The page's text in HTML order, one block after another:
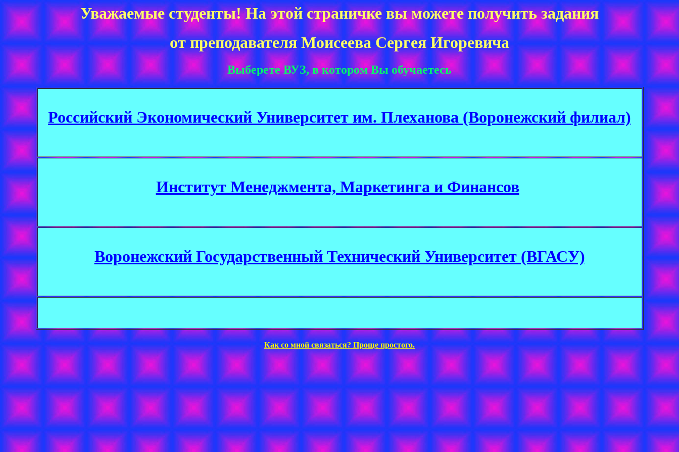
Уважаемые студенты! На этой страничке вы можете получить задания
от преподавателяМоисеева Сергея Игоревича
Выберете ВУЗ, в котором Вы обучаетесь
Российский Экономический Университет им. Плеханова (Воронежский филиал)
Институт Менеджмента, Маркетинга и Финансов
Воронежский Государственный Технический Университет (ВГАСУ)
Как со мной связаться? Проще простого.